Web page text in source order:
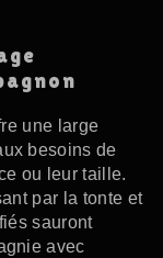
une large
besoins de
ou leur taille.
par la tonte et
sauront
avec